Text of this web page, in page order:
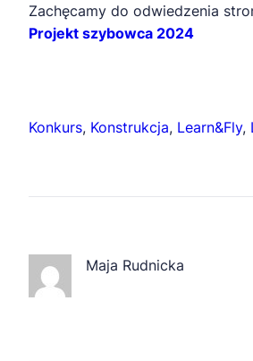
Zachęcamy do odwiedzenia
Projekt szybowca 2024
Konkurs, Konstrukcja, Learn&Fly,
Maja Rudnicka